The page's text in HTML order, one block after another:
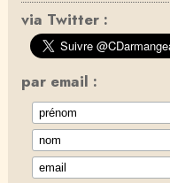
via Twitter :
par email :